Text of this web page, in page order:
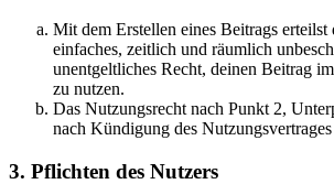
Mit dem Erstellen eines Beitrags erteilst
einfaches, zeitlich und räumlich
unentgeltliches Recht, deinen Beitrag
zu nutzen.
Das Nutzungsrecht nach Punkt 2,
nach Kündigung des Nutzungsvertrages
3. Pflichten des Nutzers